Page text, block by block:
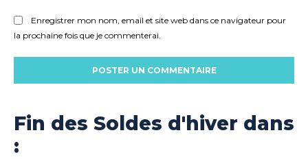
Enregistrer mon nom, email et site web dans ce navigateur pour
la prochaine fois que je commenterai.
Fin des Soldes d'hiver dans
: